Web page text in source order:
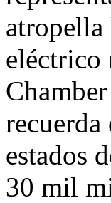
atropella
eléctrico
recuerda
estados
30 mil